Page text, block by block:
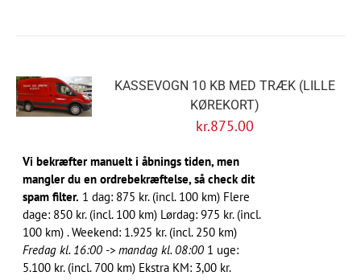
KASSEVOGN 10 KB MED TRÆK (LILLE
KØREKORT)
kr.875.00
Vi bekræfter manuelt i åbnings tiden, men
mangler du en ordrebekræftelse, så check dit
spam filter. 1 dag: 875 kr. (incl. 100 km) Flere
dage: 850 kr. (incl. 100 km) Lørdag: 975 kr. (incl.
100 km) . Weekend: 1.925 kr. (incl. 250 km)
Fredag kl. 16:00 -> mandag kl. 08:00 1 uge:
5.100 kr. (incl. 700 km) Ekstra KM: 3,00 kr.